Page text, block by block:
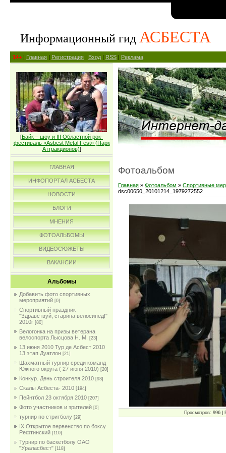
Информационный гид АСБЕСТА
14+ | Главная | Регистрация | Вход | RSS | Реклама
[Байк – шоу и III Областной рок-
фестиваль «Asbest Metal Fest» (Парк
Аттракционов)]
ГЛАВНАЯ
ИНФОПОРТАЛ АСБЕСТА
НОВОСТИ
БЛОГИ
МНЕНИЯ
ФОТОАЛЬБОМЫ
ВИДЕОСЮЖЕТЫ
ВАКАНСИИ
Альбомы
Добавить фото спортивных
мероприятий [0]
Спортивный праздник
"Здравствуй, старина велосипед!"
2010г [80]
Велогонка на призы ветерана
велоспорта Лысцова Н. М.
[23]
13 июня 2010 Тур де Асбест 2010
13 этап Дуатлон [21]
Шахматный турнир среди команд
Южного округа ( 27 июня 2010) [20]
Конкур. День строителя 2010 [93]
Скалы Асбеста- 2010 [194]
Пейнтбол 23 октября 2010 [207]
Фото участников и зрителей [0]
турнир по стритболу [29]
IX Открытое первенство по боксу
Рефтинский [110]
Турнир по баскетболу ОАО
"Ураласбест" [118]
Фотоальбом
Главная » Фотоальбом » Спортивные
dsc00650_20101214_1979272552
Просмотров: 996 |